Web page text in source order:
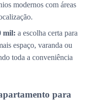
modernos com áreas
mil: a escolha certa para
espaço, varanda ou
toda a conveniência
para